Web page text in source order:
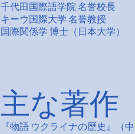
千代田国際語学院 名誉校長
キーウ国際大学 名誉教授
国際関係学 博士（日本大学）
主な著作
『物語 ウクライナの歴史』（